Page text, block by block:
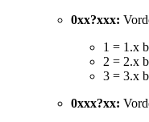
0xx?xxx:
1 = 1.x
2 = 2.x
3 = 3.x
0xxx?xx: